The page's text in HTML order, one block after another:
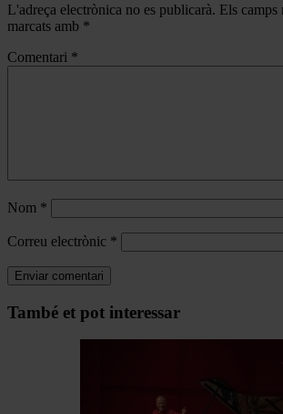
L'adreça electrònica no es publicarà. Els camps
marcats amb *
Comentari *
Nom *
Correu electrònic *
Navegar
També et pot interessar